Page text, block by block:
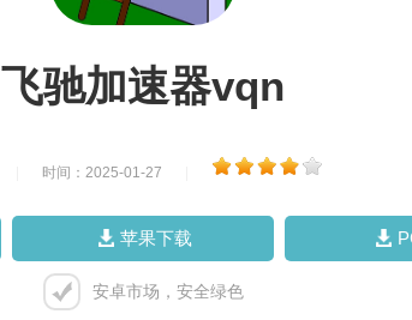
飞驰加速器vqn
时间：2025-01-27
苹果下载
安卓市场，安全绿色